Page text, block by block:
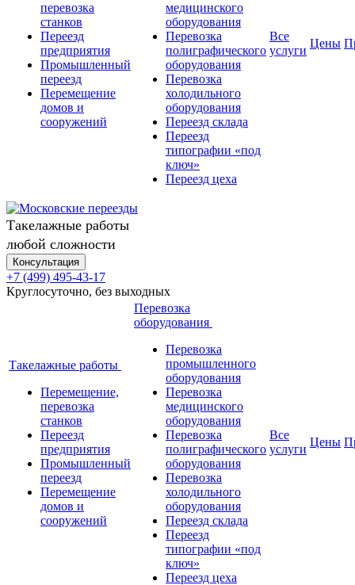
перевозка
станков
Переезд
предприятия
Промышленный
переезд
Перемещение
домов и
сооружений
медицинского
оборудования
Перевозка
полиграфического
оборудования
Перевозка
холодильного
оборудования
Переезд склада
Переезд
типографии «под
ключ»
Переезд цеха
Все
услуги
Цены
Такелажные работы
любой сложности
Консультация
+7 (499) 495-43-17
Круглосуточно, без выходных
Такелажные работы
Перемещение,
перевозка
станков
Переезд
предприятия
Промышленный
переезд
Перемещение
домов и
сооружений
Перевозка
оборудования
Перевозка
промышленного
оборудования
Перевозка
медицинского
оборудования
Перевозка
полиграфического
оборудования
Перевозка
холодильного
оборудования
Переезд склада
Переезд
типографии «под
ключ»
Переезд цеха
Все
услуги
Цены